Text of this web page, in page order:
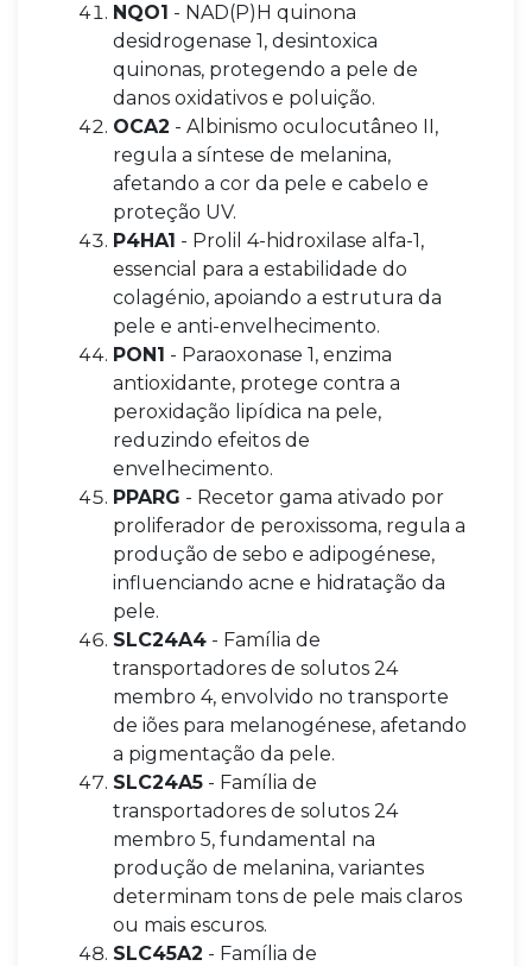
NQO1 - NAD(P)H quinona
desidrogenase 1, desintoxica
quinonas, protegendo a pele de
danos oxidativos e poluição.
OCA2 - Albinismo oculocutâneo II,
regula a síntese de melanina,
afetando a cor da pele e cabelo e
proteção UV.
P4HA1 - Prolil 4-hidroxilase alfa-1,
essencial para a estabilidade do
colagénio, apoiando a estrutura da
pele e anti-envelhecimento.
PON1 - Paraoxonase 1, enzima
antioxidante, protege contra a
peroxidação lipídica na pele,
reduzindo efeitos de
envelhecimento.
PPARG - Recetor gama ativado por
proliferador de peroxissoma, regula a
produção de sebo e adipogénese,
influenciando acne e hidratação da
pele.
SLC24A4 - Família de
transportadores de solutos 24
membro 4, envolvido no transporte
de iões para melanogénese, afetando
a pigmentação da pele.
SLC24A5 - Família de
transportadores de solutos 24
membro 5, fundamental na
produção de melanina, variantes
determinam tons de pele mais claros
ou mais escuros.
SLC45A2 - Família de